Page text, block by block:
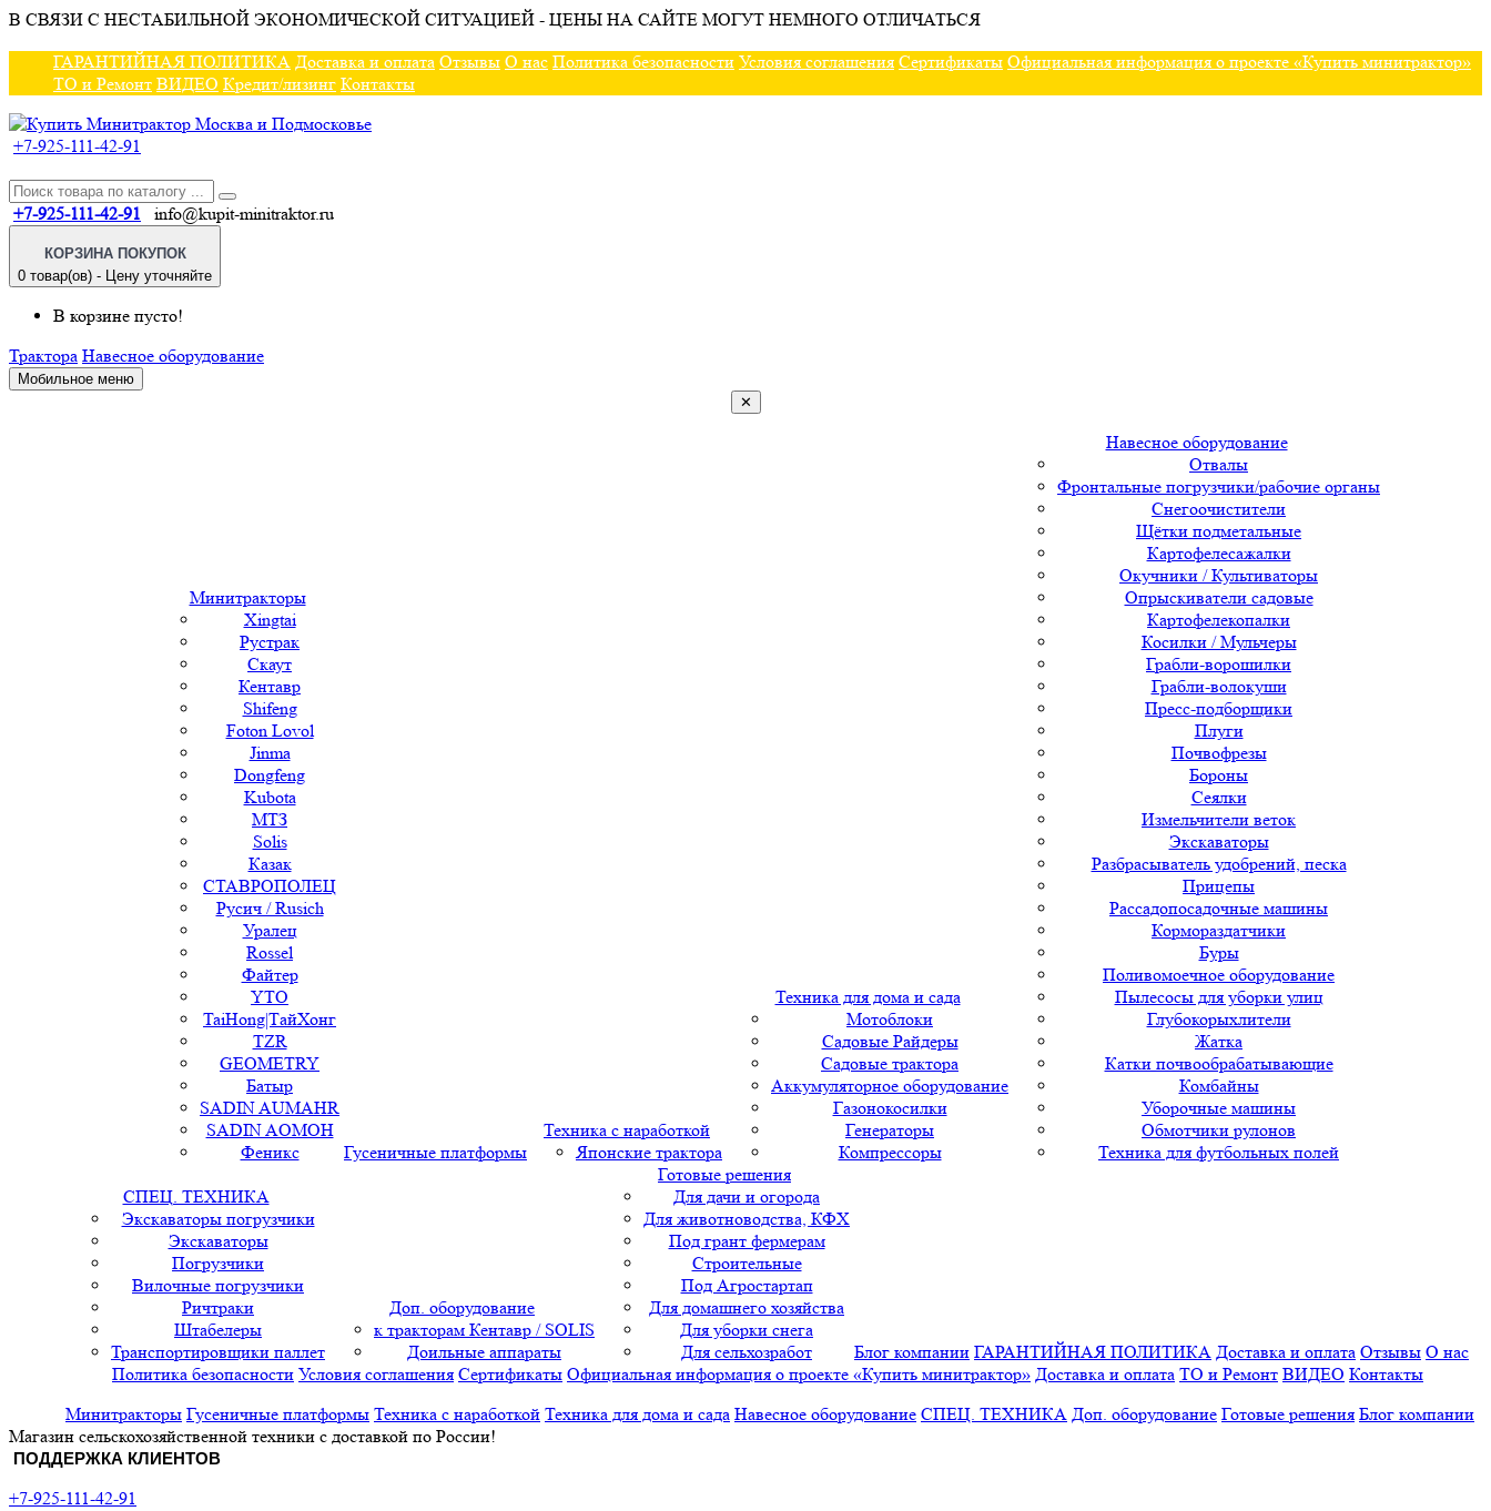
В СВЯЗИ С НЕСТАБИЛЬНОЙ ЭКОНОМИЧЕСКОЙ СИТУАЦИЕЙ - ЦЕНЫ НА САЙТЕ МОГУТ НЕМНОГО ОТЛИЧАТЬСЯ
ГАРАНТИЙНАЯ ПОЛИТИКА Доставка и оплата Отзывы О нас Политика безопасности Условия соглашения Сертификаты Официальная информация о проекте «Купить минитрактор»
ТО и Ремонт ВИДЕО Кредит/лизинг Контакты
+7-925-111-42-91
+7-925-111-42-91 info@kupit-minitraktor.ru
КОРЗИНА ПОКУПОК
0 товар(ов) - Цену уточняйте
В корзине пусто!
Трактора Навесное оборудование
Мобильное меню
✕
Минитракторы
Xingtai
Рустрак
Скаут
Кентавр
Shifeng
Foton Lovol
Jinma
Dongfeng
Kubota
МТЗ
Solis
Казак
СТАВРОПОЛЕЦ
Русич / Rusich
Уралец
Rossel
Файтер
YTO
TaiHong|ТайХонг
TZR
GEOMETRY
Батыр
SADIN AUMAHR
SADIN AOMOH
Феникс
Гусеничные платформы
Техника с наработкой
Японские трактора
Техника для дома и сада
Мотоблоки
Садовые Райдеры
Садовые трактора
Аккумуляторное оборудование
Газонокосилки
Генераторы
Компрессоры
Навесное оборудование
Отвалы
Фронтальные погрузчики/рабочие органы
Снегоочистители
Щётки подметальные
Картофелесажалки
Окучники / Культиваторы
Опрыскиватели садовые
Картофелекопалки
Косилки / Мульчеры
Грабли-ворошилки
Грабли-волокуши
Пресс-подборщики
Плуги
Почвофрезы
Бороны
Сеялки
Измельчители веток
Экскаваторы
Разбрасыватель удобрений, песка
Прицепы
Рассадопосадочные машины
Кормораздатчики
Буры
Поливомоечное оборудование
Пылесосы для уборки улиц
Глубокорыхлители
Жатка
Катки почвообрабатывающие
Комбайны
Уборочные машины
Обмотчики рулонов
Техника для футбольных полей
СПЕЦ. ТЕХНИКА
Экскаваторы погрузчики
Экскаваторы
Погрузчики
Вилочные погрузчики
Ричтраки
Штабелеры
Транспортировщики паллет
Доп. оборудование
к тракторам Кентавр / SOLIS
Доильные аппараты
Готовые решения
Для дачи и огорода
Для животноводства, КФХ
Под грант фермерам
Строительные
Под Агростартап
Для домашнего хозяйства
Для уборки снега
Для сельхозработ
Блог компании ГАРАНТИЙНАЯ ПОЛИТИКА Доставка и оплата Отзывы О нас
Политика безопасности Условия соглашения Сертификаты Официальная информация о проекте «Купить минитрактор» Доставка и оплата ТО и Ремонт ВИДЕО Контакты
Минитракторы Гусеничные платформы Техника с наработкой Техника для дома и сада Навесное оборудование СПЕЦ. ТЕХНИКА Доп. оборудование Готовые решения Блог компании
Магазин сельскохозяйственной техники с доставкой по России!
ПОДДЕРЖКА КЛИЕНТОВ
+7-925-111-42-91